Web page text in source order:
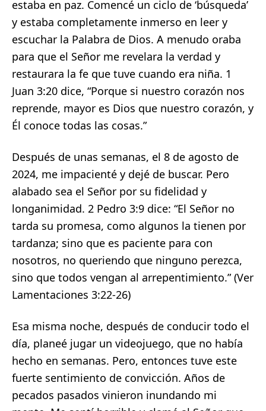
estaba en paz. Comencé un ciclo de ‘búsqueda’
y estaba completamente inmerso en leer y
escuchar la Palabra de Dios. A menudo oraba
para que el Señor me revelara la verdad y
restaurara la fe que tuve cuando era niña. 1
Juan 3:20 dice, “Porque si nuestro corazón nos
reprende, mayor es Dios que nuestro corazón, y
Él conoce todas las cosas.”
Después de unas semanas, el 8 de agosto de
2024, me impacienté y dejé de buscar. Pero
alabado sea el Señor por su fidelidad y
longanimidad. 2 Pedro 3:9 dice: “El Señor no
tarda su promesa, como algunos la tienen por
tardanza; sino que es paciente para con
nosotros, no queriendo que ninguno perezca,
sino que todos vengan al arrepentimiento.” (Ver
Lamentaciones 3:22-26)
Esa misma noche, después de conducir todo el
día, planeé jugar un videojuego, que no había
hecho en semanas. Pero, entonces tuve este
fuerte sentimiento de convicción. Años de
pecados pasados vinieron inundando mi